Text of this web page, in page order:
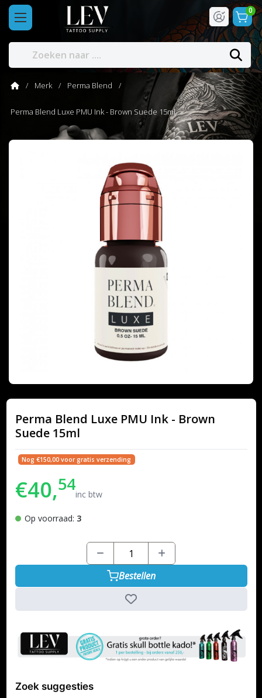
0
Merk Perma Blend
Perma Blend Luxe PMU Ink - Brown Suede 15ml
Perma Blend Luxe PMU Ink - Brown
Suede 15ml
Nog €150,00 voor gratis verzending
€40,54inc btw
Op voorraad: 3
Bestellen
Zoek suggesties